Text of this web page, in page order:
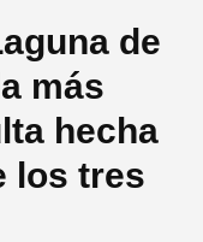
de
más
hecha
los tres